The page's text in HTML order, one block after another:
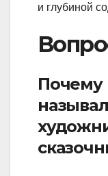
и глубиной
Почему